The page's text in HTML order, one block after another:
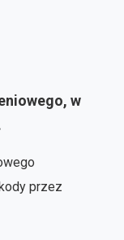
w
przez